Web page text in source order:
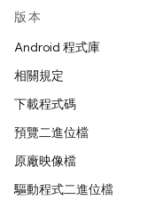
版本
Android 程式庫
相關規定
下載程式碼
預覽二進位檔
原廠映像檔
驅動程式二進位檔